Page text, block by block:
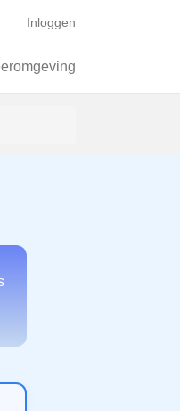
Inloggen